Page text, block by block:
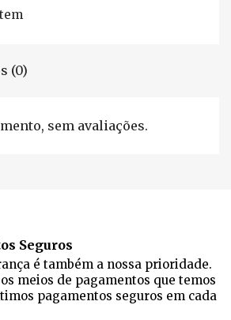
(0)
sem avaliações.
Seguros
é também a nossa prioridade.
meios de pagamentos que temos
pagamentos seguros em cada